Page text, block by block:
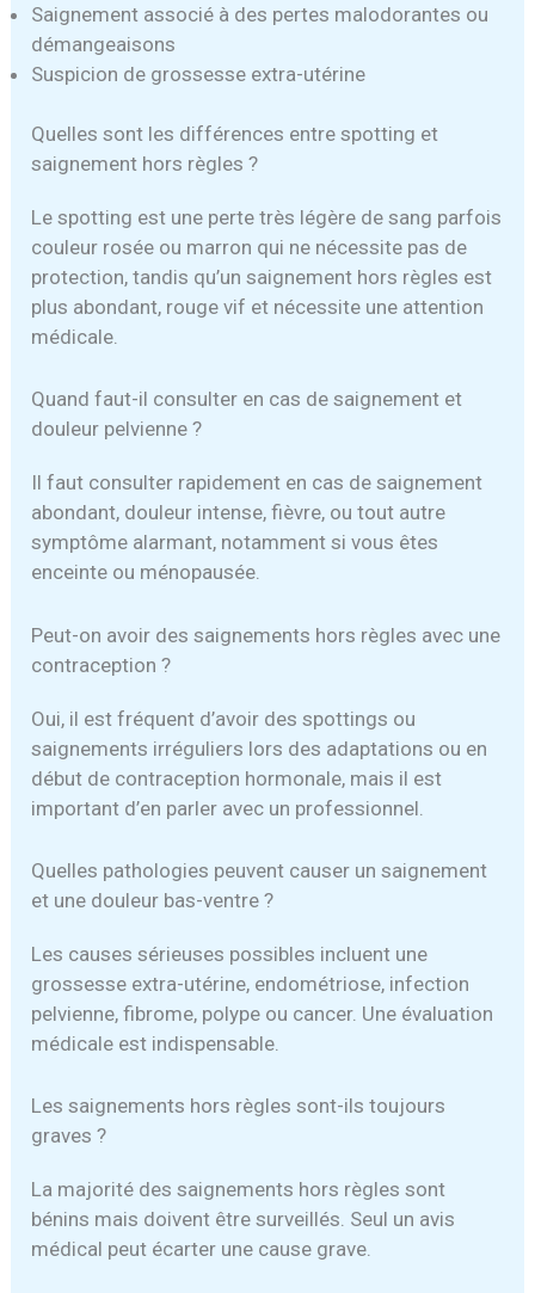
Saignement associé à des pertes malodorantes ou
démangeaisons
Suspicion de grossesse extra-utérine
Quelles sont les différences entre spotting et
saignement hors règles ?
Le spotting est une perte très légère de sang parfois
couleur rosée ou marron qui ne nécessite pas de
protection, tandis qu’un saignement hors règles est
plus abondant, rouge vif et nécessite une attention
médicale.
Quand faut-il consulter en cas de saignement et
douleur pelvienne ?
Il faut consulter rapidement en cas de saignement
abondant, douleur intense, fièvre, ou tout autre
symptôme alarmant, notamment si vous êtes
enceinte ou ménopausée.
Peut-on avoir des saignements hors règles avec une
contraception ?
Oui, il est fréquent d’avoir des spottings ou
saignements irréguliers lors des adaptations ou en
début de contraception hormonale, mais il est
important d’en parler avec un professionnel.
Quelles pathologies peuvent causer un saignement
et une douleur bas-ventre ?
Les causes sérieuses possibles incluent une
grossesse extra-utérine, endométriose, infection
pelvienne, fibrome, polype ou cancer. Une évaluation
médicale est indispensable.
Les saignements hors règles sont-ils toujours
graves ?
La majorité des saignements hors règles sont
bénins mais doivent être surveillés. Seul un avis
médical peut écarter une cause grave.